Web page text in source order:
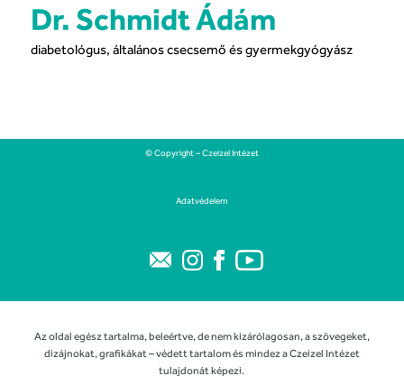
Dr. Schmidt Ádám
diabetológus, általános csecsemő és gyermekgyógyász
© Copyright – Czeizel Intézet
Adatvédelem
Az oldal egész tartalma, beleértve, de nem kizárólagosan, a szövegeket,
dizájnokat, grafikákat – védett tartalom és mindez a Czeizel Intézet
tulajdonát képezi.